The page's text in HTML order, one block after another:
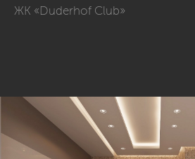
ЖК «Duderhof Club»